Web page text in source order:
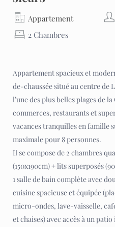
Appartement
2 Chambres
Appartement spacieux et
de-chaussée situé au centre de
l’une des plus belles plages de
commerces, restaurants et
vacances tranquilles en famille
maximale pour 8 personnes.
Il se compose de 2 chambres
(150x190cm) + lits superposés
1 salle de bain complète avec
cuisine spacieuse et équipée
micro-ondes, lave-vaisselle,
et chaises) avec accès à un